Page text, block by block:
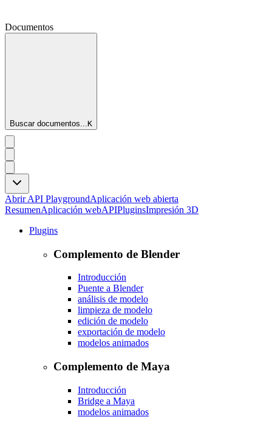
Documentos
Buscar documentos...K
Abrir API PlaygroundAplicación web abierta
ResumenAplicación webAPIPluginsImpresión 3D
Plugins
Complemento de Blender
Introducción
Puente a Blender
análisis de modelo
limpieza de modelo
edición de modelo
exportación de modelo
modelos animados
Complemento de Maya
Introducción
Bridge a Maya
modelos animados